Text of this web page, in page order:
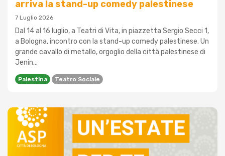
arriva la stand-up comedy palestinese
7 Luglio 2026
Dal 14 al 16 luglio, a Teatri di Vita, in piazzetta Sergio Secci 1,
a Bologna, incontro con la stand-up comedy palestinese. Un
grande cavallo di metallo, orgoglio della città palestinese di
Jenin...
Palestina Teatro Sociale